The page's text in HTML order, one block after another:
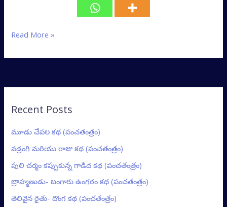
Read More »
Recent Posts
మూడు చేపల కథ (పంచతంత్రం)
వడ్రంగి మరియు రాజు కథ (పంచతంత్రం)
పులి చర్మం కప్పుకున్న గాడిద కథ (పంచతంత్రం)
బ్రాహ్మణుడు- బంగారు ఉంగరం కథ (పంచతంత్రం)
తెలివైన రైతు- దొంగ కథ (పంచతంత్రం)